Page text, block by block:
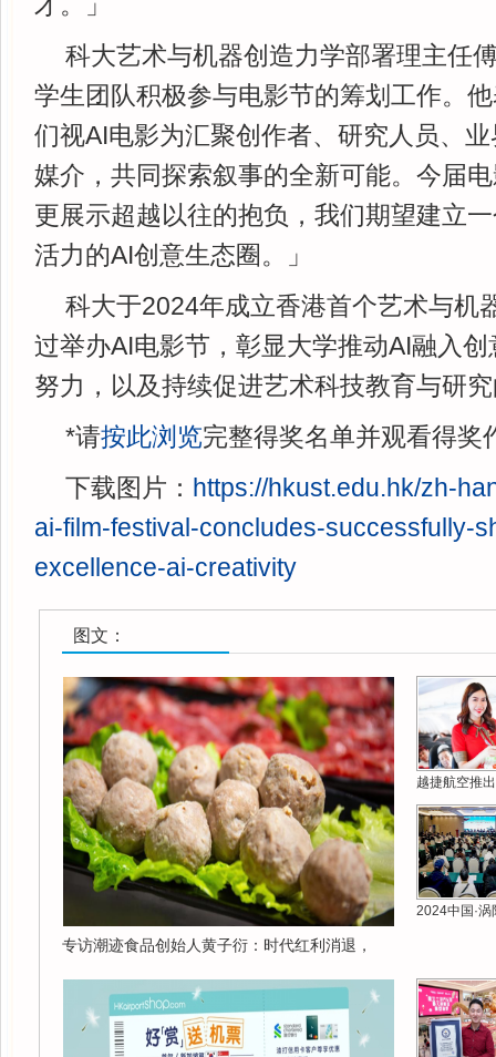
科大艺术与机器创造力学部署理主任
学生团队积极参与电影节的筹划工作。
们视AI电影为汇聚创作者、研究人员、
媒介，共同探索叙事的全新可能。今届
更展示超越以往的抱负，我们期望建立
活力的AI创意生态圈。」
科大于2024年成立香港首个艺术与机
过举办AI电影节，彰显大学推动AI融入
努力，以及持续促进艺术科技教育与研
*请按此浏览完整得奖名单并观看得奖
下载图片： https://hkust.edu.hk/zh-
ai-film-festival-concludes-successfully-
excellence-ai-creativity
图文：
专访潮迹食品创始人黄子衍：时代红利消退，
越捷航空推
2024中国·涡